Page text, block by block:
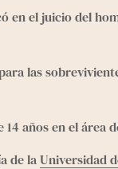
en el juicio del
las
años en el área
de la Universidad